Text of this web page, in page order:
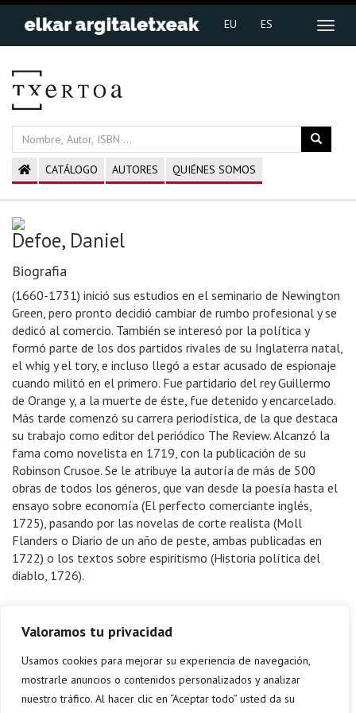
Valoramos tu privacidad
Usamos cookies para mejorar su experiencia de navegación,
mostrarle anuncios o contenidos personalizados y analizar
nuestro tráfico. Al hacer clic en “Aceptar todo” usted da su
EU ES
CATÁLOGO AUTORES QUIÉNES SOMOS
Defoe, Daniel
Biografia
(1660-1731) inició sus estudios en el seminario de Newington
Green, pero pronto decidió cambiar de rumbo profesional y se
dedicó al comercio. También se interesó por la política y
formó parte de los dos partidos rivales de su Inglaterra natal,
el whig y el tory, e incluso llegó a estar acusado de espionaje
cuando militó en el primero. Fue partidario del rey Guillermo
de Orange y, a la muerte de éste, fue detenido y encarcelado.
Más tarde comenzó su carrera periodística, de la que destaca
su trabajo como editor del periódico The Review. Alcanzó la
fama como novelista en 1719, con la publicación de su
Robinson Crusoe. Se le atribuye la autoría de más de 500
obras de todos los géneros, que van desde la poesía hasta el
ensayo sobre economía (El perfecto comerciante inglés,
1725), pasando por las novelas de corte realista (Moll
Flanders o Diario de un año de peste, ambas publicadas en
1722) o los textos sobre espiritismo (Historia política del
diablo, 1726).